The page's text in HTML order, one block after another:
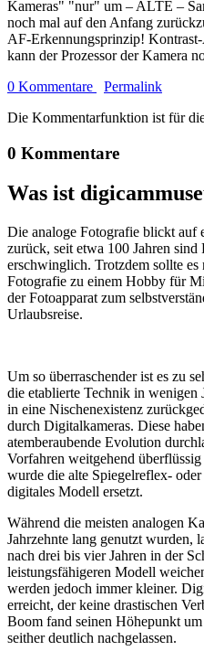
Kameras" "nur" um – ALTE –
noch mal auf den Anfang
AF-Erkennungsprinzip!
kann der Prozessor der Kamera
0 Kommentare
Permalink
Die Kommentarfunktion ist für
0 Kommentare
Was ist
Die analoge Fotografie blickt auf
zurück, seit etwa 100 Jahren
erschwinglich. Trotzdem sollte es
Fotografie zu einem Hobby für
der Fotoapparat zum
Urlaubsreise.
Um so überraschender ist es zu
die etablierte Technik in wenigen
in eine Nischenexistenz
durch Digitalkameras. Diese
atemberaubende Evolution
Vorfahren weitgehend
wurde die alte Spiegelreflex-
digitales Modell ersetzt.
Während die meisten analogen
Jahrzehnte lang genutzt wurden,
nach drei bis vier Jahren in der
leistungsfähigeren Modell
werden jedoch immer kleiner.
erreicht, der keine drastischen
Boom fand seinen Höhepunkt
seither deutlich nachgelassen.